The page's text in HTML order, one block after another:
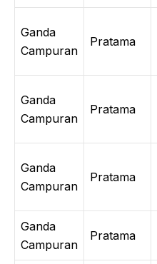
Ganda
Campuran
Pratama
Ganda
Campuran
Pratama
Ganda
Campuran
Pratama
Ganda
Campuran
Pratama